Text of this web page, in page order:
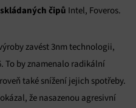
čipů Intel, Foveros.
zavést 3nm technologii,
To by znamenalo radikální
také snížení jejich spotřeby.
že nasazenou agresivní